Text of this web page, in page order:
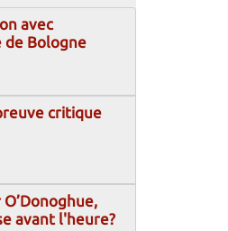
avec
de Bologne
critique
avant l'heure?